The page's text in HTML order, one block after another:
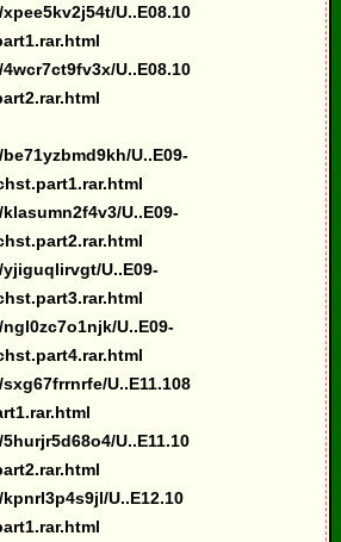
U..E08.10
U..E08.10
U..E09-
U..E09-
U..E09-
U..E09-
U..E11.108
U..E11.10
U..E12.10